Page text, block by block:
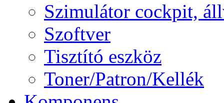
Szimulátor cockpit,
Szoftver
Tisztító eszköz
Toner/Patron/Kellék